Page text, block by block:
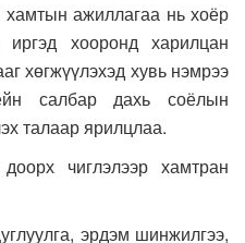
ажиллагаа нь хоёр
хооронд харилцан
хөгжүүлэхэд хувь нэмрээ
салбар дахь соёлын
талаар ярилцлаа.
чиглэлээр хамтран
эрдэм шинжилгээ,